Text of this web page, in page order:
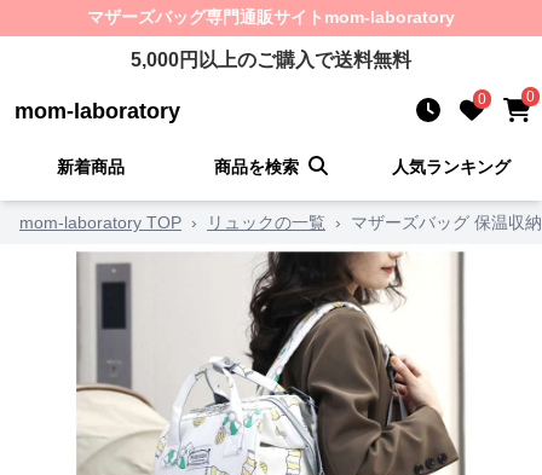
マザーズバッグ専門通販サイト mom-laboratory
5,000円以上のご購入で送料無料
mom-laboratory 0 0
新着商品 商品を検索 人気ランキング
mom-laboratory TOP › リュックの一覧 › マザーズバッグ 保温収